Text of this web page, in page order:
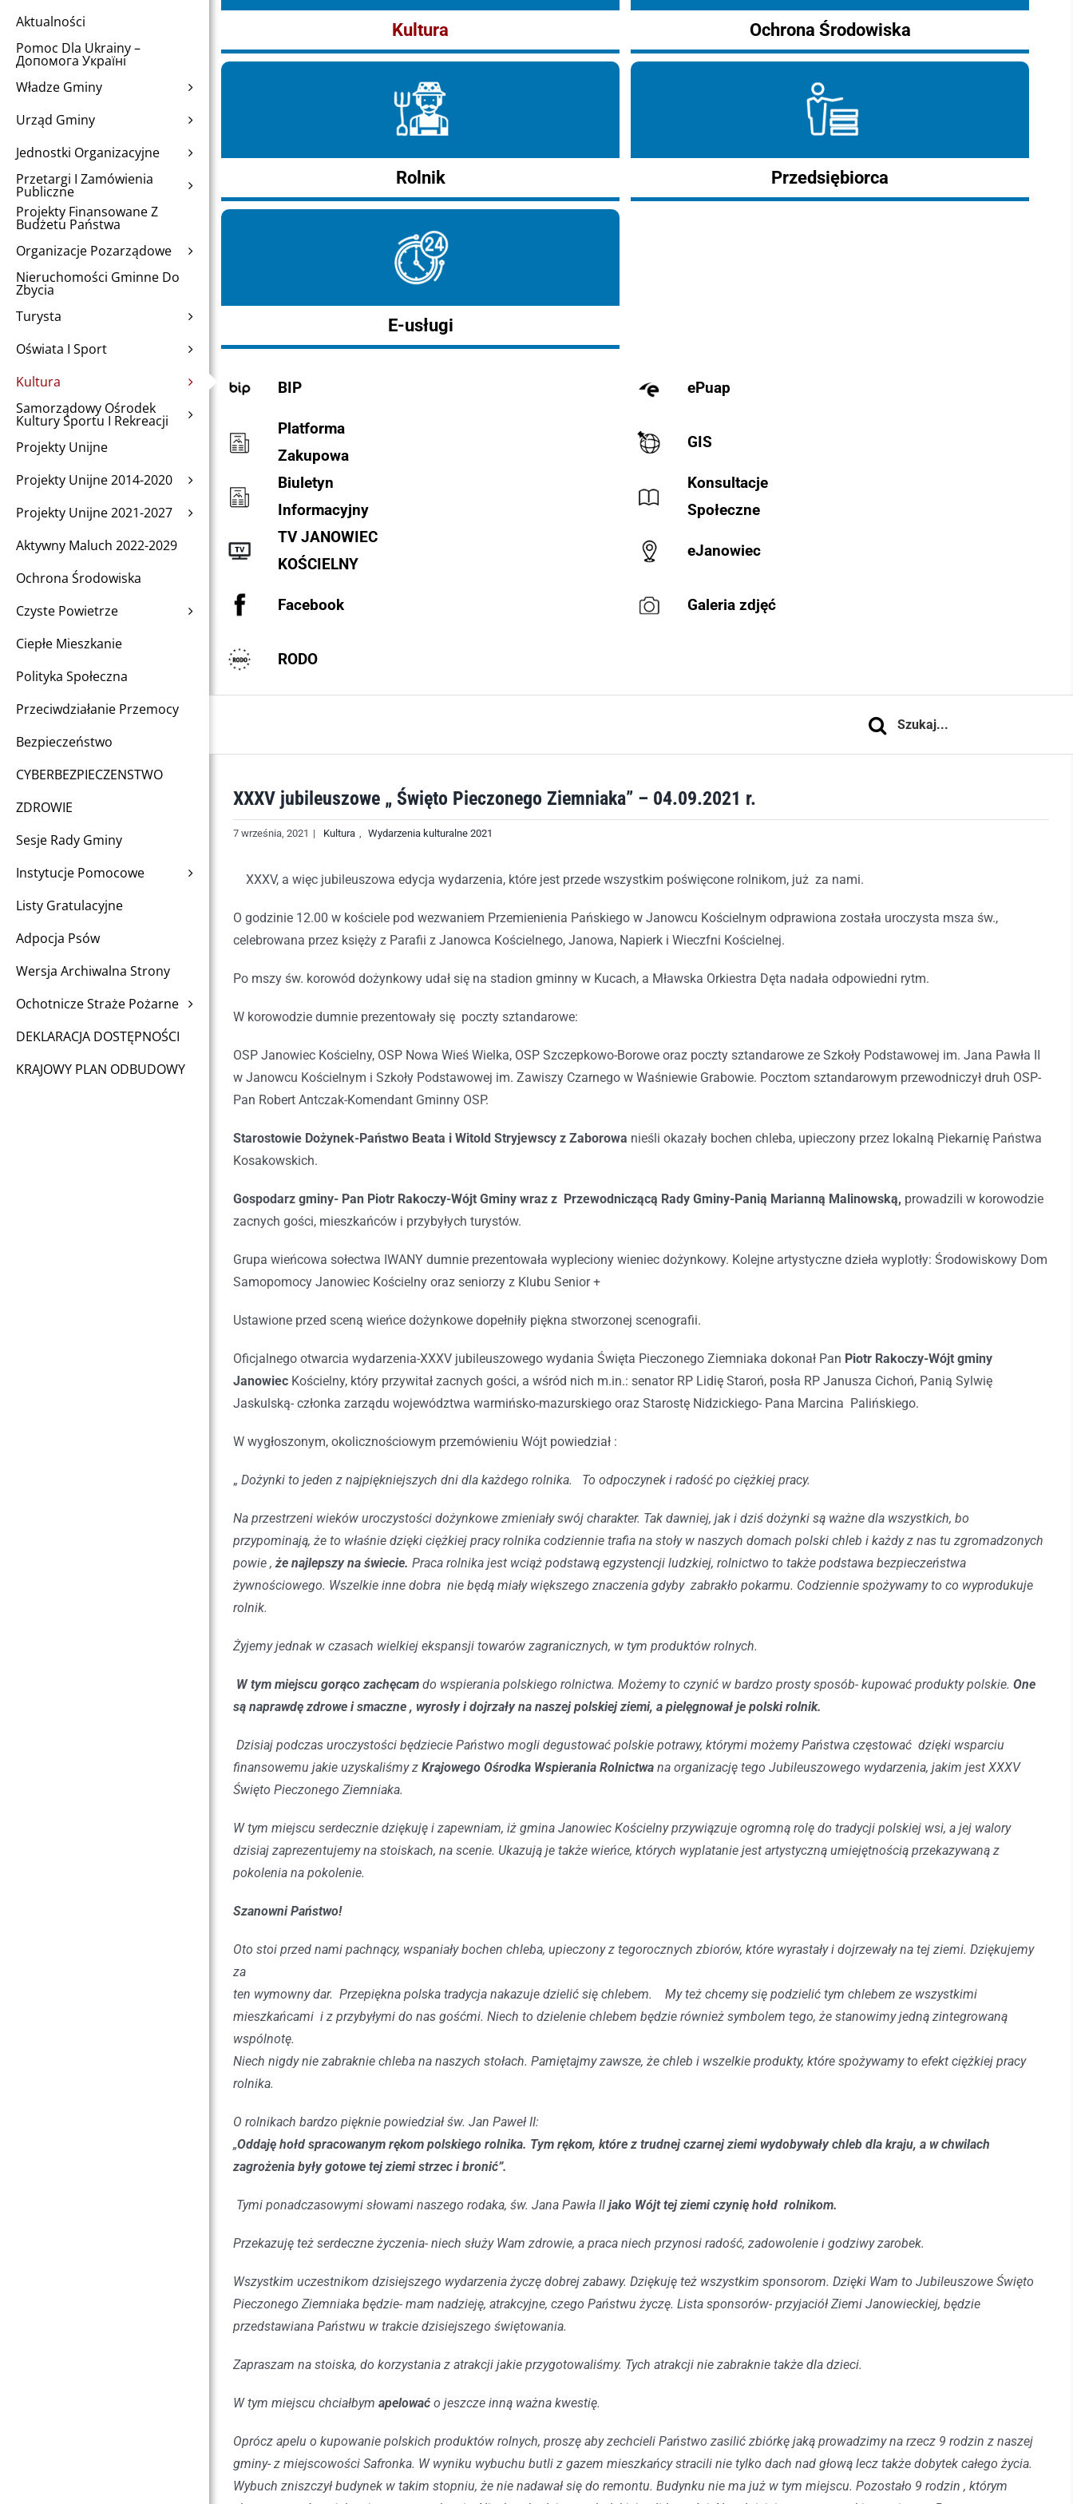
Aktualności
Pomoc Dla Ukrainy –
Допомога Україні
Władze Gminy
Urząd Gminy
Jednostki Organizacyjne
Przetargi I Zamówienia
Publiczne
Projekty Finansowane Z
Budżetu Państwa
Organizacje Pozarządowe
Nieruchomości Gminne Do
Zbycia
Turysta
Oświata I Sport
Kultura
Samorządowy Ośrodek
Kultury Sportu I Rekreacji
Projekty Unijne
Projekty Unijne 2014-2020
Projekty Unijne 2021-2027
Aktywny Maluch 2022-2029
Ochrona Środowiska
Czyste Powietrze
Ciepłe Mieszkanie
Polityka Społeczna
Przeciwdziałanie Przemocy
Bezpieczeństwo
CYBERBEZPIECZENSTWO
ZDROWIE
Sesje Rady Gminy
Instytucje Pomocowe
Listy Gratulacyjne
Adpocja Psów
Wersja Archiwalna Strony
Ochotnicze Straże Pożarne
DEKLARACJA DOSTĘPNOŚCI
KRAJOWY PLAN ODBUDOWY
Kultura Ochrona Środowiska
Rolnik Przedsiębiorca
E-usługi
BIP ePuap
Platforma
Zakupowa
GIS
Biuletyn
Informacyjny
Konsultacje
Społeczne
TV JANOWIEC
KOŚCIELNY
eJanowiec
Facebook Galeria zdjęć
RODO
Szukaj
XXXV jubileuszowe „ Święto Pieczonego Ziemniaka” – 04.09.2021 r.
7 września, 2021 | Kultura , Wydarzenia kulturalne 2021
XXXV, a więc jubileuszowa edycja wydarzenia, które jest przede wszystkim poświęcone rolnikom, już za nami.
O godzinie 12.00 w kościele pod wezwaniem Przemienienia Pańskiego w Janowcu Kościelnym odprawiona została uroczysta msza św.,
celebrowana przez księży z Parafii z Janowca Kościelnego, Janowa, Napierk i Wieczfni Kościelnej.
Po mszy św. korowód dożynkowy udał się na stadion gminny w Kucach, a Mławska Orkiestra Dęta nadała odpowiedni rytm.
W korowodzie dumnie prezentowały się poczty sztandarowe:
OSP Janowiec Kościelny, OSP Nowa Wieś Wielka, OSP Szczepkowo-Borowe oraz poczty sztandarowe ze Szkoły Podstawowej im. Jana Pawła II
w Janowcu Kościelnym i Szkoły Podstawowej im. Zawiszy Czarnego w Waśniewie Grabowie. Pocztom sztandarowym przewodniczył druh OSP-
Pan Robert Antczak-Komendant Gminny OSP.
Starostowie Dożynek-Państwo Beata i Witold Stryjewscy z Zaborowa nieśli okazały bochen chleba, upieczony przez lokalną Piekarnię Państwa
Kosakowskich.
Gospodarz gminy- Pan Piotr Rakoczy-Wójt Gminy wraz z Przewodniczącą Rady Gminy-Panią Marianną Malinowską, prowadzili w korowodzie
zacnych gości, mieszkańców i przybyłych turystów.
Grupa wieńcowa sołectwa IWANY dumnie prezentowała wypleciony wieniec dożynkowy. Kolejne artystyczne dzieła wyplotły: Środowiskowy Dom
Samopomocy Janowiec Kościelny oraz seniorzy z Klubu Senior +
Ustawione przed sceną wieńce dożynkowe dopełniły piękna stworzonej scenografii.
Oficjalnego otwarcia wydarzenia-XXXV jubileuszowego wydania Święta Pieczonego Ziemniaka dokonał Pan Piotr Rakoczy-Wójt gminy
Janowiec Kościelny, który przywitał zacnych gości, a wśród nich m.in.: senator RP Lidię Staroń, posła RP Janusza Cichoń, Panią Sylwię
Jaskulską- członka zarządu województwa warmińsko-mazurskiego oraz Starostę Nidzickiego- Pana Marcina Palińskiego.
W wygłoszonym, okolicznościowym przemówieniu Wójt powiedział :
„ Dożynki to jeden z najpiękniejszych dni dla każdego rolnika. To odpoczynek i radość po ciężkiej pracy.
Na przestrzeni wieków uroczystości dożynkowe zmieniały swój charakter. Tak dawniej, jak i dziś dożynki są ważne dla wszystkich, bo
przypominają, że to właśnie dzięki ciężkiej pracy rolnika codziennie trafia na stoły w naszych domach polski chleb i każdy z nas tu zgromadzonych
powie ,że najlepszy na świecie. Praca rolnika jest wciąż podstawą egzystencji ludzkiej, rolnictwo to także podstawa bezpieczeństwa
żywnościowego. Wszelkie inne dobra nie będą miały większego znaczenia gdyby zabrakło pokarmu. Codziennie spożywamy to co wyprodukuje
rolnik.
Żyjemy jednak w czasach wielkiej ekspansji towarów zagranicznych, w tym produktów rolnych.
W tym miejscu gorąco zachęcam do wspierania polskiego rolnictwa. Możemy to czynić w bardzo prosty sposób- kupować produkty polskie. One
są naprawdę zdrowe i smaczne , wyrosły i dojrzały na naszej polskiej ziemi, a pielęgnował je polski rolnik.
Dzisiaj podczas uroczystości będziecie Państwo mogli degustować polskie potrawy, którymi możemy Państwa częstować dzięki wsparciu
finansowemu jakie uzyskaliśmy z Krajowego Ośrodka Wspierania Rolnictwa na organizację tego Jubileuszowego wydarzenia, jakim jest XXXV
Święto Pieczonego Ziemniaka.
W tym miejscu serdecznie dziękuję i zapewniam, iż gmina Janowiec Kościelny przywiązuje ogromną rolę do tradycji polskiej wsi, a jej walory
dzisiaj zaprezentujemy na stoiskach, na scenie. Ukazują je także wieńce, których wyplatanie jest artystyczną umiejętnością przekazywaną z
pokolenia na pokolenie.
Szanowni Państwo!
Oto stoi przed nami pachnący, wspaniały bochen chleba, upieczony z tegorocznych zbiorów, które wyrastały i dojrzewały na tej ziemi. Dziękujemy
za
ten wymowny dar. Przepiękna polska tradycja nakazuje dzielić się chlebem. My też chcemy się podzielić tym chlebem ze wszystkimi
mieszkańcami i z przybyłymi do nas gośćmi. Niech to dzielenie chlebem będzie również symbolem tego, że stanowimy jedną zintegrowaną
wspólnotę.
Niech nigdy nie zabraknie chleba na naszych stołach. Pamiętajmy zawsze, że chleb i wszelkie produkty, które spożywamy to efekt ciężkiej pracy
rolnika.
O rolnikach bardzo pięknie powiedział św. Jan Paweł II:
„Oddaję hołd spracowanym rękom polskiego rolnika. Tym rękom, które z trudnej czarnej ziemi wydobywały chleb dla kraju, a w chwilach
zagrożenia były gotowe tej ziemi strzec i bronić”.
Tymi ponadczasowymi słowami naszego rodaka, św. Jana Pawła II jako Wójt tej ziemi czynię hołd rolnikom.
Przekazuję też serdeczne życzenia- niech służy Wam zdrowie, a praca niech przynosi radość, zadowolenie i godziwy zarobek.
Wszystkim uczestnikom dzisiejszego wydarzenia życzę dobrej zabawy. Dziękuję też wszystkim sponsorom. Dzięki Wam to Jubileuszowe Święto
Pieczonego Ziemniaka będzie- mam nadzieję, atrakcyjne, czego Państwu życzę. Lista sponsorów- przyjaciół Ziemi Janowieckiej, będzie
przedstawiana Państwu w trakcie dzisiejszego świętowania.
Zapraszam na stoiska, do korzystania z atrakcji jakie przygotowaliśmy. Tych atrakcji nie zabraknie także dla dzieci.
W tym miejscu chciałbym apelować o jeszcze inną ważna kwestię.
Oprócz apelu o kupowanie polskich produktów rolnych, proszę aby zechcieli Państwo zasilić zbiórkę jaką prowadzimy na rzecz 9 rodzin z naszej
gminy- z miejscowości Safronka. W wyniku wybuchu butli z gazem mieszkańcy stracili nie tylko dach nad głową lecz także dobytek całego życia.
Wybuch zniszczył budynek w takim stopniu, że nie nadawał się do remontu. Budynku nie ma już w tym miejscu. Pozostało 9 rodzin , którym